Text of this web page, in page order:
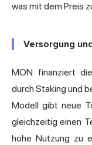
was mit dem Preis
Versorgung
MON finanziert
durch Staking und
Modell gibt neue
gleichzeitig einen
hohe Nutzung zu